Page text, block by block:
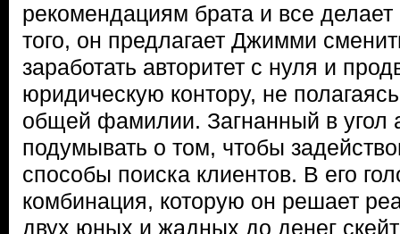
рекомендациям брата и все
того, он предлагает Джимми
заработать авторитет с нуля и
юридическую контору, не
общей фамилии. Загнанный в угол
подумывать о том, чтобы
способы поиска клиентов. В его
комбинация, которую он решает
двух юных и жадных до денег